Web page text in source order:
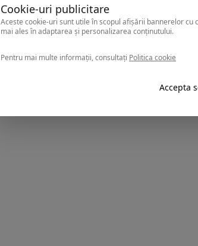
Cookie-uri publicitare
Aceste cookie-uri sunt utile în scopul afișării bannerelor cu
mai ales în adaptarea și personalizarea conținutului.
Pentru mai multe informații, consultați Politica cookie
Accepta